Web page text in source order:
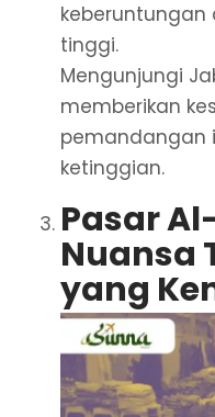
keberuntungan
tinggi.
Mengunjungi
memberikan
pemandangan
ketinggian.
Pasar
Nuansa
yang